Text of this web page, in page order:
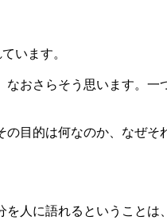
います。
おさらそう思います。一
目的は何なのか、なぜそ
人に語れるということは